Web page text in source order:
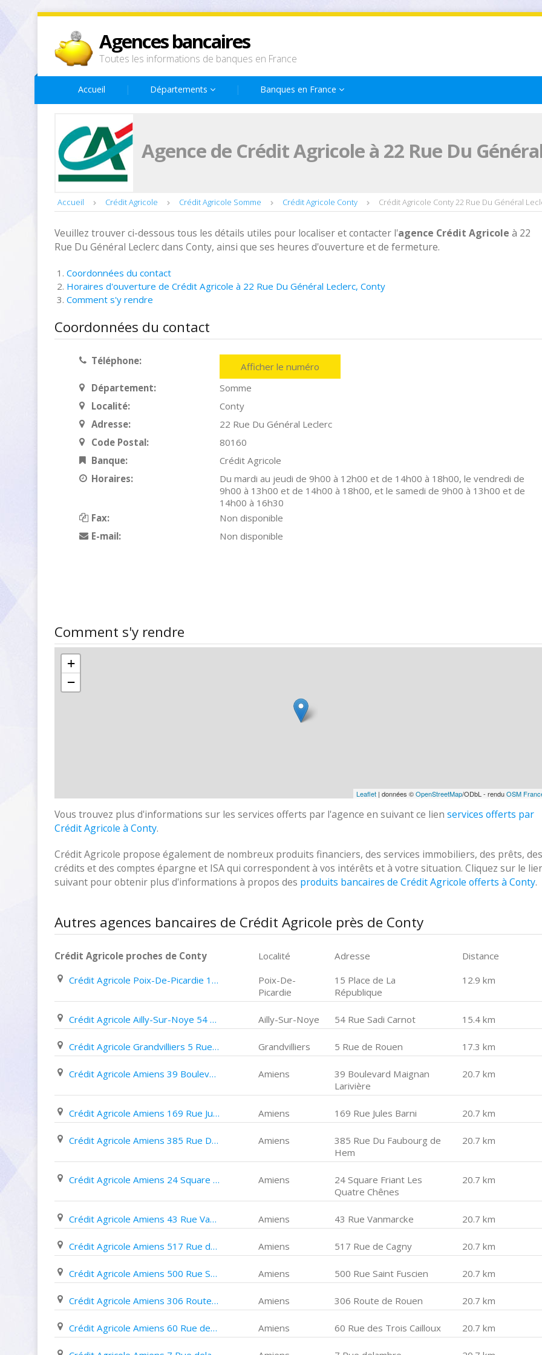
Agences bancaires
Toutes les informations de banques en France
Accueil Départements Banques en France
Agence de Crédit Agricole à 22 Rue Du
Accueil Crédit Agricole Crédit Agricole Somme Crédit Agricole Conty Crédit Agricole Conty 22 Rue Du Général
Veuillez trouver ci-dessous tous les détails utiles pour localiser et contacter l'agence Crédit Agricole à 22
Rue Du Général Leclerc dans Conty, ainsi que ses heures d'ouverture et de fermeture.
Coordonnées du contact
Horaires d'ouverture de Crédit Agricole à 22 Rue Du Général Leclerc, Conty
Comment s'y rendre
Coordonnées du contact
Téléphone:
Afficher le numéro
Département:
Somme
Localité:
Conty
Adresse:
22 Rue Du Général Leclerc
Code Postal:
80160
Banque:
Crédit Agricole
Horaires:
Du mardi au jeudi de 9h00 à 12h00 et de 14h00 à 18h00, le vendredi de
9h00 à 13h00 et de 14h00 à 18h00, et le samedi de 9h00 à 13h00 et de
14h00 à 16h30
Fax:
Non disponible
E-mail:
Non disponible
Comment s'y rendre
+
−
Leaflet| données ©OpenStreetMap/ODbL - renduOSM
Vous trouvez plus d'informations sur les services offerts par l'agence en suivant ce lien services offerts par
Crédit Agricole à Conty.
Crédit Agricole propose également de nombreux produits financiers, des services immobiliers, des prêts, des
crédits et des comptes épargne et ISA qui correspondent à vos intérêts et à votre situation. Cliquez sur le
suivant pour obtenir plus d'informations à propos des produits bancaires de Crédit Agricole offerts à Conty.
Autres agences bancaires de Crédit Agricole près de Conty
Crédit Agricole proches de Conty Localité Adresse
Distance
Crédit Agricole Poix-De-Picardie 15 Place de La République
Poix-De-
Picardie
15 Place de La
République
12.9 km
Crédit Agricole Ailly-Sur-Noye 54 Rue Sadi Carnot Ailly-Sur-Noye 54 Rue Sadi Carnot 15.4 km
Crédit Agricole Grandvilliers 5 Rue de Rouen Grandvilliers 5 Rue de Rouen 17.3 km
Crédit Agricole Amiens 39 Boulevard Maignan Larivière Amiens
39 Boulevard Maignan
Larivière
20.7 km
Crédit Agricole Amiens 169 Rue Jules Barni Amiens 169 Rue Jules Barni 20.7 km
Crédit Agricole Amiens 385 Rue Du Faubourg de Hem Amiens
385 Rue Du Faubourg de
Hem
20.7 km
Crédit Agricole Amiens 24 Square Friant Les Quatre Chênes Amiens
24 Square Friant Les
Quatre Chênes
20.7 km
Crédit Agricole Amiens 43 Rue Vanmarcke Amiens 43 Rue Vanmarcke 20.7 km
Crédit Agricole Amiens 517 Rue de Cagny Amiens 517 Rue de Cagny 20.7 km
Crédit Agricole Amiens 500 Rue Saint Fuscien Amiens 500 Rue Saint Fuscien 20.7 km
Crédit Agricole Amiens 306 Route de Rouen Amiens 306 Route de Rouen 20.7 km
Crédit Agricole Amiens 60 Rue des Trois Cailloux Amiens 60 Rue des Trois Cailloux 20.7 km